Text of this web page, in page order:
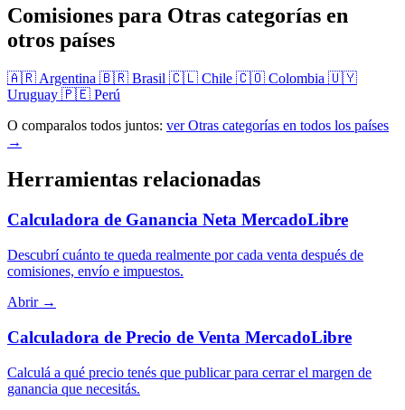
Comisiones para Otras categorías en
otros países
🇦🇷 Argentina 🇧🇷 Brasil 🇨🇱 Chile 🇨🇴 Colombia 🇺🇾
Uruguay 🇵🇪 Perú
O comparalos todos juntos: ver Otras categorías en todos los países
→
Herramientas relacionadas
Calculadora de Ganancia Neta MercadoLibre
Descubrí cuánto te queda realmente por cada venta después de
comisiones, envío e impuestos.
Abrir →
Calculadora de Precio de Venta MercadoLibre
Calculá a qué precio tenés que publicar para cerrar el margen de
ganancia que necesitás.